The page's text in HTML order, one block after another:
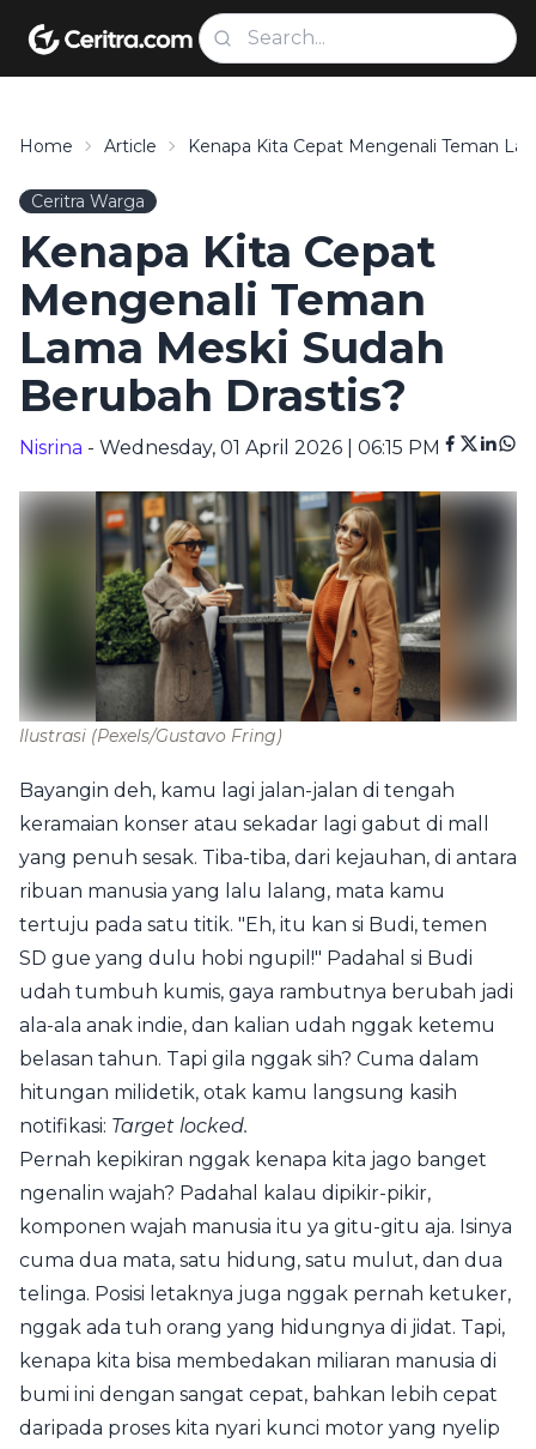
Home Article Kenapa Kita Cepat Mengenali Teman
Ceritra Warga
Kenapa Kita Cepat
Mengenali Teman
Lama Meski Sudah
Berubah Drastis?
Nisrina - Wednesday, 01 April 2026 | 06:15 PM
Ilustrasi (Pexels/Gustavo Fring)
Bayangin deh, kamu lagi jalan-jalan di tengah
keramaian konser atau sekadar lagi gabut di mall
yang penuh sesak. Tiba-tiba, dari kejauhan, di antara
ribuan manusia yang lalu lalang, mata kamu
tertuju pada satu titik. "Eh, itu kan si Budi, temen
SD gue yang dulu hobi ngupil!" Padahal si Budi
udah tumbuh kumis, gaya rambutnya berubah jadi
ala-ala anak indie, dan kalian udah nggak ketemu
belasan tahun. Tapi gila nggak sih? Cuma dalam
hitungan milidetik, otak kamu langsung kasih
notifikasi: Target locked.
Pernah kepikiran nggak kenapa kita jago banget
ngenalin wajah? Padahal kalau dipikir-pikir,
komponen wajah manusia itu ya gitu-gitu aja. Isinya
cuma dua mata, satu hidung, satu mulut, dan dua
telinga. Posisi letaknya juga nggak pernah ketuker,
nggak ada tuh orang yang hidungnya di jidat. Tapi,
kenapa kita bisa membedakan miliaran manusia di
bumi ini dengan sangat cepat, bahkan lebih cepat
daripada proses kita nyari kunci motor yang nyelip